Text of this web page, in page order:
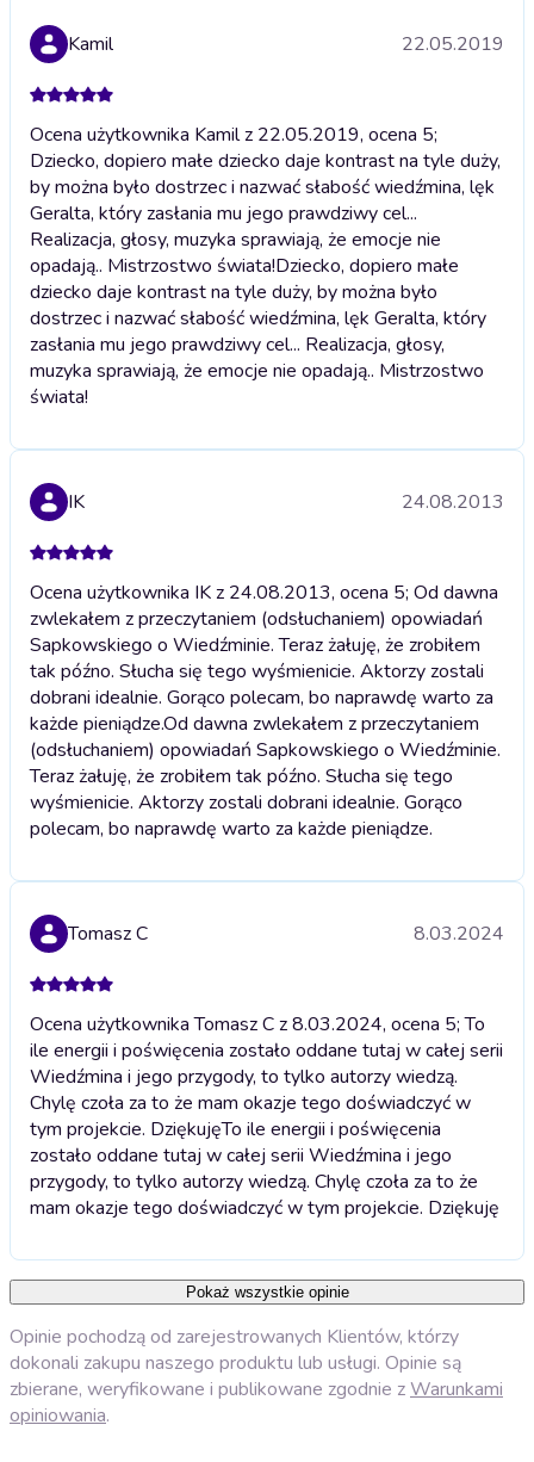
Kamil 22.05.2019
Ocena użytkownika Kamil z 22.05.2019, ocena 5;
Dziecko, dopiero małe dziecko daje kontrast na tyle duży,
by można było dostrzec i nazwać słabość wiedźmina, lęk
Geralta, który zasłania mu jego prawdziwy cel...
Realizacja, głosy, muzyka sprawiają, że emocje nie
opadają.. Mistrzostwo świata!Dziecko, dopiero małe
dziecko daje kontrast na tyle duży, by można było
dostrzec i nazwać słabość wiedźmina, lęk Geralta, który
zasłania mu jego prawdziwy cel... Realizacja, głosy,
muzyka sprawiają, że emocje nie opadają.. Mistrzostwo
świata!
IK 24.08.2013
Ocena użytkownika IK z 24.08.2013, ocena 5; Od dawna
zwlekałem z przeczytaniem (odsłuchaniem) opowiadań
Sapkowskiego o Wiedźminie. Teraz żałuję, że zrobiłem
tak późno. Słucha się tego wyśmienicie. Aktorzy zostali
dobrani idealnie. Gorąco polecam, bo naprawdę warto za
każde pieniądze.Od dawna zwlekałem z przeczytaniem
(odsłuchaniem) opowiadań Sapkowskiego o Wiedźminie.
Teraz żałuję, że zrobiłem tak późno. Słucha się tego
wyśmienicie. Aktorzy zostali dobrani idealnie. Gorąco
polecam, bo naprawdę warto za każde pieniądze.
Tomasz C 8.03.2024
Ocena użytkownika Tomasz C z 8.03.2024, ocena 5; To
ile energii i poświęcenia zostało oddane tutaj w całej serii
Wiedźmina i jego przygody, to tylko autorzy wiedzą.
Chylę czoła za to że mam okazje tego doświadczyć w
tym projekcie. DziękujęTo ile energii i poświęcenia
zostało oddane tutaj w całej serii Wiedźmina i jego
przygody, to tylko autorzy wiedzą. Chylę czoła za to że
mam okazje tego doświadczyć w tym projekcie. Dziękuję
Pokaż wszystkie opinie
Opinie pochodzą od zarejestrowanych Klientów, którzy
dokonali zakupu naszego produktu lub usługi. Opinie są
zbierane, weryfikowane i publikowane zgodnie zWarunkami
opiniowania.